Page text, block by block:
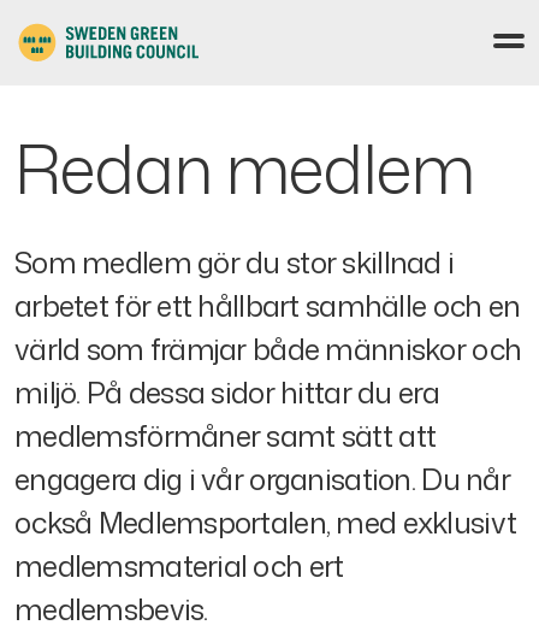
Redan medlem
Som medlem gör du stor skillnad i
arbetet för ett hållbart samhälle och en
värld som främjar både människor och
miljö. På dessa sidor hittar du era
medlemsförmåner samt sätt att
engagera dig i vår organisation. Du når
också Medlemsportalen, med exklusivt
medlemsmaterial och ert
medlemsbevis.